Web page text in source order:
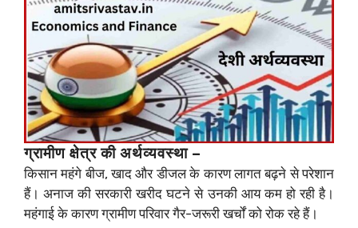
ग्रामीण क्षेत्र की अर्थव्यवस्था –
किसान महंगे बीज, खाद और डीजल के कारण लागत बढ़ने से परेशान
हैं। अनाज की सरकारी खरीद घटने से उनकी आय कम हो रही है।
महंगाई के कारण ग्रामीण परिवार गैर-जरूरी खर्चों को रोक रहे हैं।